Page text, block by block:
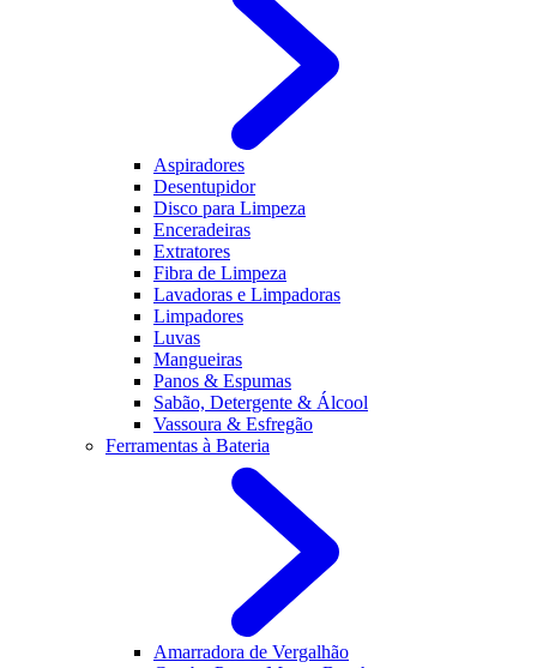
Aspiradores
Desentupidor
Disco para Limpeza
Enceradeiras
Extratores
Fibra de Limpeza
Lavadoras e Limpadoras
Limpadores
Luvas
Mangueiras
Panos & Espumas
Sabão, Detergente & Álcool
Vassoura & Esfregão
Ferramentas à Bateria
Amarradora de Vergalhão